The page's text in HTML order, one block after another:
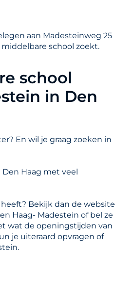
aan Madesteinweg 25
school zoekt.
school
in Den
En wil je graag zoeken in
Haag met veel
Bekijk dan de website
Haag- Madestein of bel ze
wat de openingstijden van
je uiteraard opvragen of